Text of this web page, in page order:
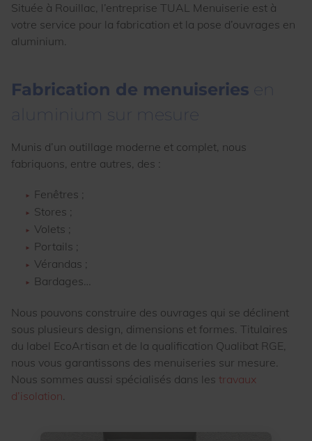
Située à Rouillac, l’entreprise TUAL Menuiserie est à
votre service pour la fabrication et la pose d’ouvrages en
aluminium.
Fabrication de menuiseries en
aluminium sur mesure
Munis d’un outillage moderne et complet, nous
fabriquons, entre autres, des :
Fenêtres ;
Stores ;
Volets ;
Portails ;
Vérandas ;
Bardages…
Nous pouvons construire des ouvrages qui se déclinent
sous plusieurs design, dimensions et formes. Titulaires
du label EcoArtisan et de la qualification Qualibat RGE,
nous vous garantissons des menuiseries sur mesure.
Nous sommes aussi spécialisés dans les travaux
d’isolation.